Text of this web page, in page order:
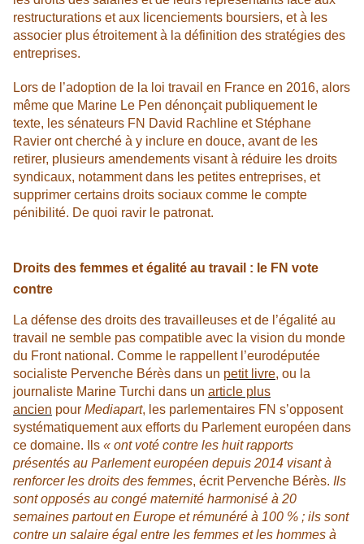
restructurations et aux licenciements boursiers, et à les
associer plus étroitement à la définition des stratégies des
entreprises.
Lors de l’adoption de la loi travail en France en 2016, alors
même que Marine Le Pen dénonçait publiquement le
texte, les sénateurs FN David Rachline et Stéphane
Ravier ont cherché à y inclure en douce, avant de les
retirer, plusieurs amendements visant à réduire les droits
syndicaux, notamment dans les petites entreprises, et
supprimer certains droits sociaux comme le compte
pénibilité. De quoi ravir le patronat.
Droits des femmes et égalité au travail : le FN vote
contre
La défense des droits des travailleuses et de l’égalité au
travail ne semble pas compatible avec la vision du monde
du Front national. Comme le rappellent l’eurodéputée
socialiste Pervenche Bérès dans un petit livre, ou la
journaliste Marine Turchi dans un article plus
ancien pour Mediapart, les parlementaires FN s’opposent
systématiquement aux efforts du Parlement européen dans
ce domaine. Ils « ont voté contre les huit rapports
présentés au Parlement européen depuis 2014 visant à
renforcer les droits des femmes, écrit Pervenche Bérès. Ils
sont opposés au congé maternité harmonisé à 20
semaines partout en Europe et rémunéré à 100 % ; ils sont
contre un salaire égal entre les femmes et les hommes à